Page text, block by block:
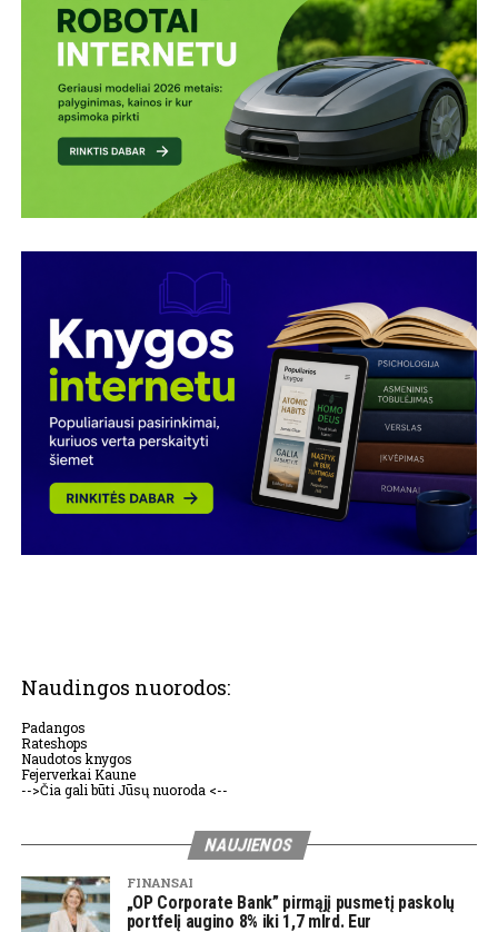
Naudingos nuorodos:
Padangos
Rateshops
Naudotos knygos
Fejerverkai Kaune
-->Čia gali būti Jūsų nuoroda <--
NAUJIENOS
FINANSAI
„OP Corporate Bank” pirmąjį pusmetį paskolų
portfelį augino 8% iki 1,7 mlrd. Eur